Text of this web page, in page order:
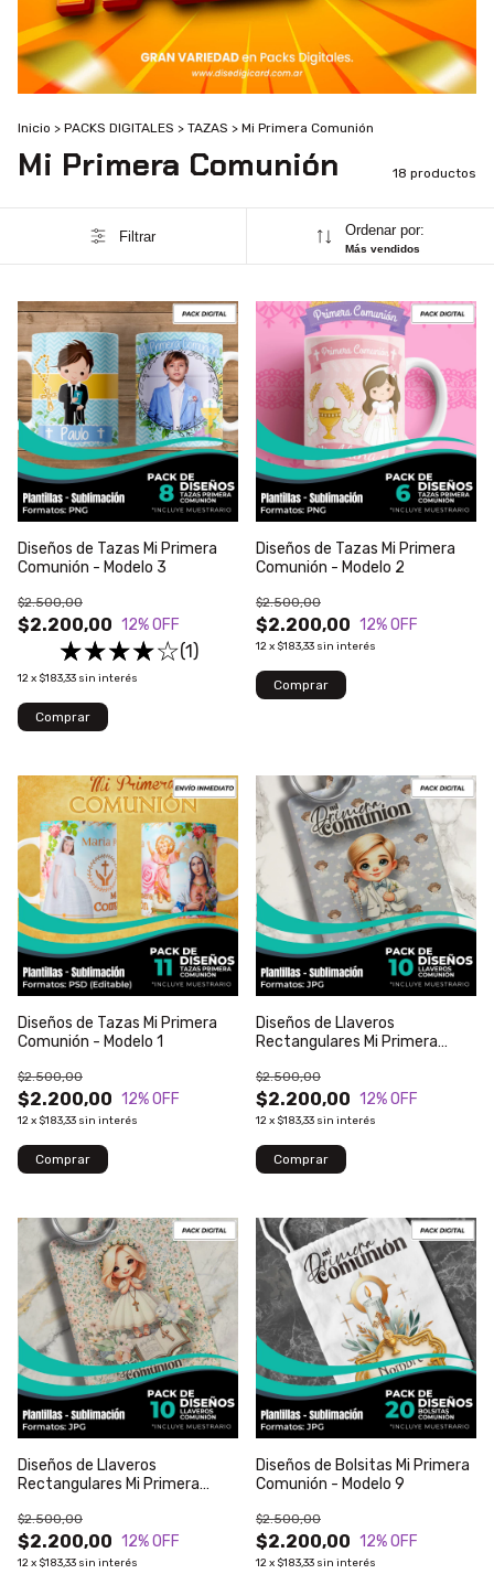
Inicio > PACKS DIGITALES > TAZAS > Mi Primera Comunión
Mi Primera Comunión 18 productos
Filtrar Ordenar por:
Más vendidos
Diseños de Tazas Mi Primera
Comunión - Modelo 3
$2.200,00
$2.500,00
12% OFF
(1)
12x $183,33 sin interés
Diseños de Tazas Mi Primera
Comunión - Modelo 2
$2.200,00
$2.500,00
12% OFF
12x $183,33 sin interés
Diseños de Tazas Mi Primera
Comunión - Modelo 1
$2.200,00
$2.500,00
12% OFF
12x $183,33 sin interés
Diseños de Llaveros
Rectangulares Mi Primera
$2.200,00
$2.500,00
12% OFF
12x $183,33 sin interés
Diseños de Llaveros
Rectangulares Mi Primera
$2.200,00
$2.500,00
12% OFF
12x $183,33 sin interés
Diseños de Bolsitas Mi Primera
Comunión - Modelo 9
$2.200,00
$2.500,00
12% OFF
12x $183,33 sin interés